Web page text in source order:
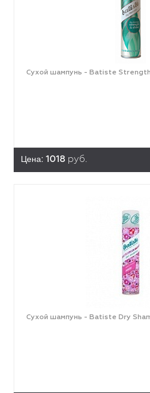
Сухой шампунь - Batiste
Цена: 1018 руб.
Сухой шампунь - Batiste Dry